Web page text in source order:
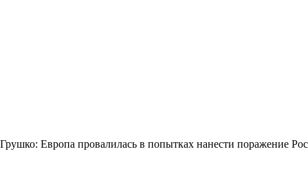
Грушко: Европа провалилась в попытках нанести поражение